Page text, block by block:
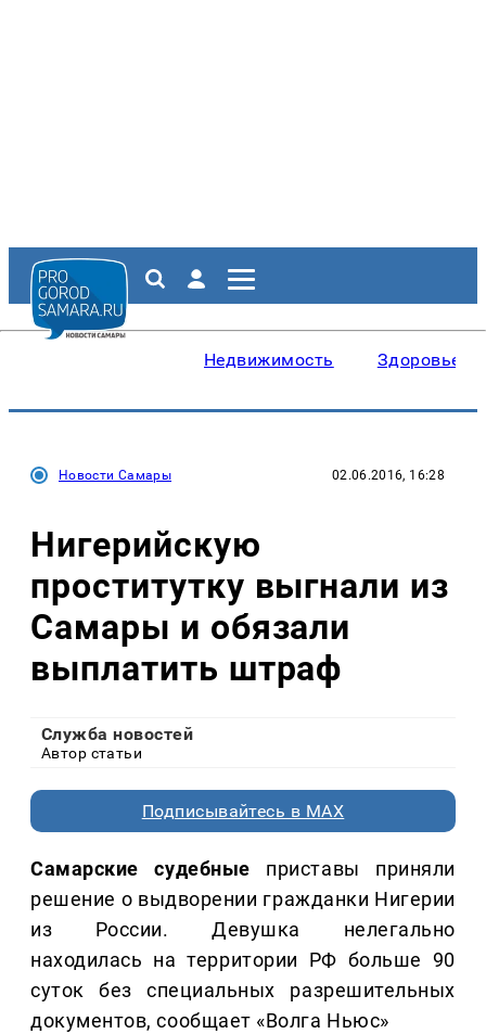
Недвижимость Здоровье
Новости Самары 02.06.2016, 16:28
Нигерийскую
проститутку выгнали из
Самары и обязали
выплатить штраф
Служба новостей
Автор статьи
Подписывайтесь в MAX
Самарские судебные приставы приняли
решение о выдворении гражданки Нигерии
из России. Девушка нелегально
находилась на территории РФ больше 90
суток без специальных разрешительных
документов, сообщает «Волга Ньюс»